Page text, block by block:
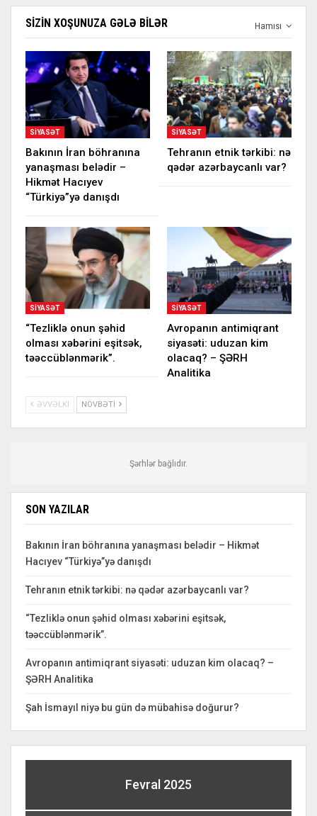
Hamısı
SIZIN XOŞUNUZA GƏLƏ BILƏR
SIYASƏT
Bakının İran böhranına
yanaşması belədir –
Hikmət Hacıyev
“Türkiyə”yə danışdı
SIYASƏT
Tehranın etnik tərkibi: nə
qədər azərbaycanlı var?
SIYASƏT
“Tezliklə onun şəhid
olması xəbərini eşitsək,
təəccüblənmərik”.
SIYASƏT
Avropanın antimiqrant
siyasəti: uduzan kim
olacaq? – ŞƏRH
Analitika
ƏVVƏLKI NÖVBƏTI
Şərhlər bağlıdır.
SON YAZILAR
Bakının İran böhranına yanaşması belədir – Hikmət
Hacıyev “Türkiyə”yə danışdı
Tehranın etnik tərkibi: nə qədər azərbaycanlı var?
“Tezliklə onun şəhid olması xəbərini eşitsək,
təəccüblənmərik”.
Avropanın antimiqrant siyasəti: uduzan kim olacaq? –
ŞƏRH Analitika
Şah İsmayıl niyə bu gün də mübahisə doğurur?
Fevral 2025